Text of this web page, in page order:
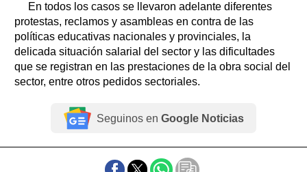
En todos los casos se llevaron adelante diferentes
protestas, reclamos y asambleas en contra de las
políticas educativas nacionales y provinciales, la
delicada situación salarial del sector y las dificultades
que se registran en las prestaciones de la obra social del
sector, entre otros pedidos sectoriales.
Seguinos en Google Noticias